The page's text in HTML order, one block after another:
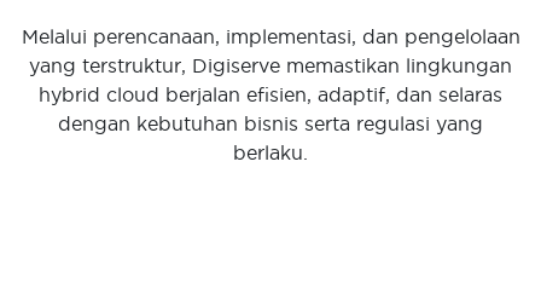
Melalui perencanaan, implementasi, dan pengelolaan
yang terstruktur, Digiserve memastikan lingkungan
hybrid cloud berjalan efisien, adaptif, dan selaras
dengan kebutuhan bisnis serta regulasi yang
berlaku.